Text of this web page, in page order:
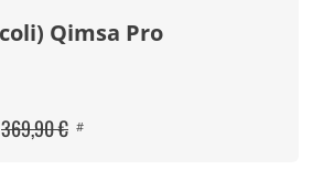
Set (2 articoli) Qimsa Pro
369,90 € #